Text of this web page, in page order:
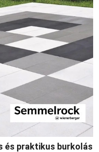
és praktikus burkolás